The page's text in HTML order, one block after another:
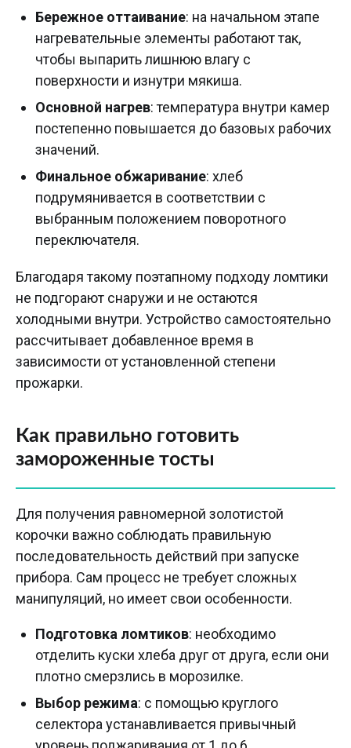
Бережное оттаивание: на начальном этапе
нагревательные элементы работают так,
чтобы выпарить лишнюю влагу с
поверхности и изнутри мякиша.
Основной нагрев: температура внутри камер
постепенно повышается до базовых рабочих
значений.
Финальное обжаривание: хлеб
подрумянивается в соответствии с
выбранным положением поворотного
переключателя.
Благодаря такому поэтапному подходу ломтики
не подгорают снаружи и не остаются
холодными внутри. Устройство самостоятельно
рассчитывает добавленное время в
зависимости от установленной степени
прожарки.
Как правильно готовить
замороженные тосты
Для получения равномерной золотистой
корочки важно соблюдать правильную
последовательность действий при запуске
прибора. Сам процесс не требует сложных
манипуляций, но имеет свои особенности.
Подготовка ломтиков: необходимо
отделить куски хлеба друг от друга, если они
плотно смерзлись в морозилке.
Выбор режима: с помощью круглого
селектора устанавливается привычный